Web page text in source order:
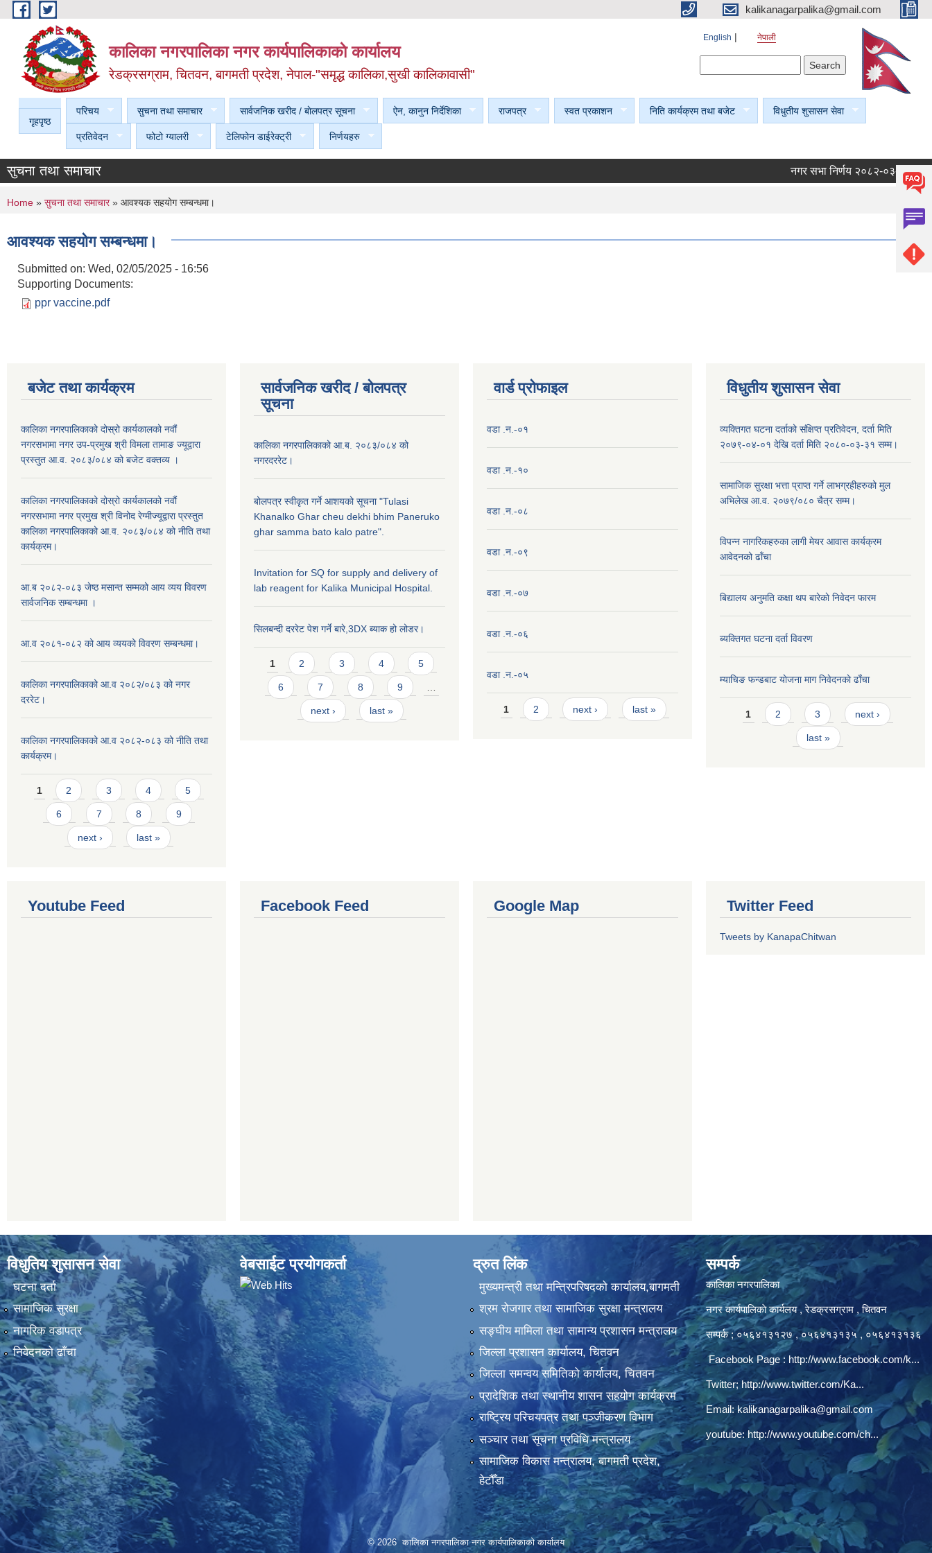
Skip to main content kalikanagarpalika@gmail.com
कालिका नगरपालिका नगर कार्यपालिकाकाे कार्यालय
रेडक्रसग्राम, चितवन, बागमती प्रदेश, नेपाल-"समृद्ध कालिका,सुखी कालिकावासी"
English नेपाली
गृहपृष्ठ
परिचय सुचना तथा समाचार सार्वजनिक खरीद / बाेलपत्र सूचना ऐन, कानुन निर्देशिका राजपत्र स्वत प्रकाशन निति कार्यक्रम तथा बजेट विधुतीय शुसासन सेवा
प्रतिवेदन फोटो ग्यालरी टेलिफोन डाईरेक्ट्री निर्णयहरु
सुचना तथा समाचार नगर सभा निर्णय २०८२-०३-०४।
You are here
Home » सुचना तथा समाचार» आवश्यक सहयोग सम्बन्धमा।
आवश्यक सहयोग सम्बन्धमा।
Submitted on: Wed, 02/05/2025 - 16:56
Supporting Documents:
ppr vaccine.pdf
बजेट तथा कार्यक्रम
कालिका नगरपालिकाको दोस्रो कार्यकालको नवौं
नगरसभामा नगर उप-प्रमुख श्री विमला तामाङ ज्यूद्वारा
प्रस्तुत आ.व. २०८३/०८४ को बजेट वक्तव्य ।
कालिका नगरपालिकाको दोस्रो कार्यकालको नवौं
नगरसभामा नगर प्रमुख श्री विनोद रेग्मीज्यूद्वारा प्रस्तुत
कालिका नगरपालिकाको आ.व. २०८३/०८४ को नीति तथा
कार्यक्रम।
आ.ब २०८२-०८३ जेष्ठ मसान्त सम्मको आय व्यय विवरण
सार्वजनिक सम्बन्धमा ।
आ.व २०८१-०८२ को आय व्ययको विवरण सम्बन्धमा।
कालिका नगरपालिकाको आ.व २०८२/०८३ को नगर
दररेट।
कालिका नगरपालिकाको आ.व २०८२-०८३ को नीति तथा
कार्यक्रम।
Pages
1 2 3 4 5
6 7 8 9
next › last »
सार्वजनिक खरीद / बाेलपत्र
सूचना
कालिका नगरपालिकाको आ.ब. २०८३/०८४ को
नगरदररेट।
बोलपत्र स्वीकृत गर्ने आशयको सूचना "Tulasi
Khanalko Ghar cheu dekhi bhim Paneruko
ghar samma bato kalo patre".
Invitation for SQ for supply and delivery of
lab reagent for Kalika Municipal Hospital.
सिलबन्दी दररेट पेश गर्ने बारे,3DX ब्याक हो लोडर।
Pages
1 2 3 4 5
6 7 8 9
next › last »
वार्ड प्राेफाइल
वडा .न.-०१
वडा .न.-१०
वडा .न.-०८
वडा .न.-०९
वडा .न.-०७
वडा .न.-०६
वडा .न.-०५
Pages
1 2 next › last »
विधुतीय शुसासन सेवा
व्यक्तिगत घटना दर्ताको संक्षिप्त प्रतिवेदन, दर्ता मिति
२०७९-०४-०१ देखि दर्ता मिति २०८०-०३-३१ सम्म।
सामाजिक सुरक्षा भत्ता प्राप्त गर्ने लाभग्रहीहरुको मुल
अभिलेख आ.व. २०७९/०८० चैत्र सम्म।
विपन्न नागरिकहरुका लागी मेयर आवास कार्यक्रम
आवेदनको ढाँचा
बिद्यालय अनुमति कक्षा थप बारेकाे निवेदन फारम
ब्यक्तिगत घटना दर्ता विवरण
म्याचिङ फन्डबाट याेजना माग निवेदनकाे ढाँचा
Pages
1 2 3 next ›
last »
Youtube Feed Facebook Feed Google Map Twitter Feed
Tweets by KanapaChitwan
विधुतिय शुसासन सेवा
घटना दर्ता
सामाजिक सुरक्षा
नागरिक वडापत्र
निवेदनकाे ढाँचा
वेबसाईट प्रयोगकर्ता द्रुत लिंक
मुख्यमन्त्री तथा मन्त्रिपरिषदको कार्यालय,बागमती
श्रम रोजगार तथा सामाजिक सुरक्षा मन्त्रालय
सङ्‍घीय मामिला तथा सामान्य प्रशासन मन्त्रालय
जिल्ला प्रशासन कार्यालय, चितवन
जिल्ला समन्वय समितिको कार्यालय, चितवन
प्रादेशिक तथा स्थानीय शासन सहयोग कार्यक्रम
राष्ट्रिय परिचयपत्र तथा पञ्‍जीकरण विभाग
सञ्‍चार तथा सूचना प्रविधि मन्त्रालय
सामाजिक विकास मन्त्रालय, बागमती प्रदेश,
हेटौँडा
सम्पर्क
कालिका नगरपालिका
नगर कार्यपालिकाे कार्यलय‍ , रेडक्रसग्राम , चितवन
सम्पर्क ; ०५६४१३१२७ , ०५६४१३१३५ , ०५६४१३१३६
Facebook Page : http://www.facebook.com/k...
Twitter; http://www.twitter.com/Ka...
Email:kalikanagarpalika@gmail.com
youtube: http://www.youtube.com/ch...
© 2026 कालिका नगरपालिका नगर कार्यपालिकाकाे कार्यालय